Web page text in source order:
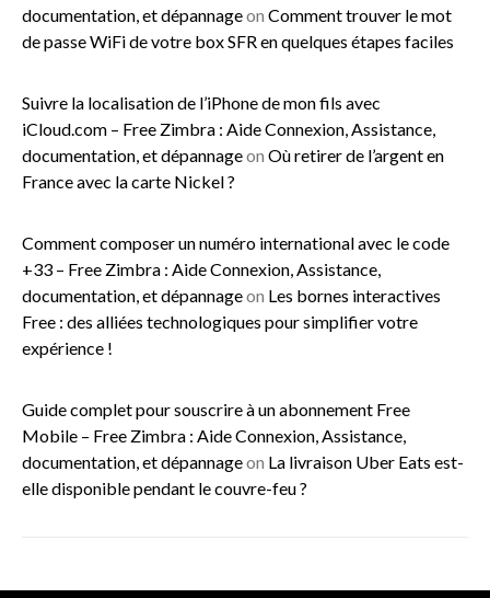
documentation, et dépannageon Comment trouver le mot
de passe WiFi de votre box SFR en quelques étapes faciles
Suivre la localisation de l’iPhone de mon fils avec
iCloud.com – Free Zimbra : Aide Connexion, Assistance,
documentation, et dépannageon Où retirer de l’argent en
France avec la carte Nickel ?
Comment composer un numéro international avec le code
+33 – Free Zimbra : Aide Connexion, Assistance,
documentation, et dépannageon Les bornes interactives
Free : des alliées technologiques pour simplifier votre
expérience !
Guide complet pour souscrire à un abonnement Free
Mobile – Free Zimbra : Aide Connexion, Assistance,
documentation, et dépannageon La livraison Uber Eats est-
elle disponible pendant le couvre-feu ?